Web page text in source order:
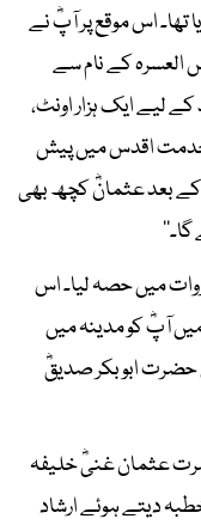
اس موقع پر آپؓ نے
العسرہ کے نام سے
لیے ایک ہزار اونٹ،
خدمت اقدس میں پیش
کے بعد عثمانؓ کچھ بھی
میں حصہ لیا۔ اس
آپؓ کو مدینہ میں
حضرت ابوبکر صدیقؓ
عثمان غنیؓ خلیفہ
دیتے ہوئے ارشاد